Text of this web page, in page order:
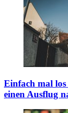
Einfach mal
einen Ausflug